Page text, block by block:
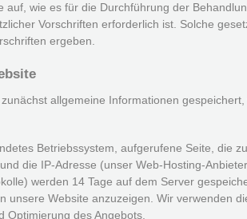
wie es für die Durchführung der
Vorschriften erforderlich ist. Solche
ergeben.
allgemeine Informationen
Betriebssystem, aufgerufene Seite, die
die IP-Adresse (unser Web-Hosting-
werden 14 Tage auf dem Server
unsere Website anzuzeigen. Wir verwenden
Optimierung des Angebots.